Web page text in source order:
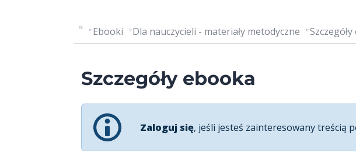
Ebooki Dla nauczycieli - materiały metodyczne
Szczegóły ebooka
Zaloguj się, jeśli jesteś zainteresowany treścią